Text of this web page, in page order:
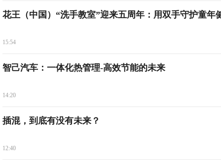
花王（中国）“洗手教室”迎来五周年：用双手守护童年
15:54
智己汽车：一体化热管理-高效节能的未来
14:20
插混，到底有没有未来？
12:40